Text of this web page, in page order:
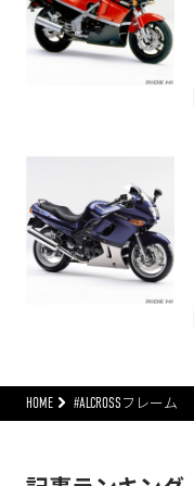
HOME #ALCROSSフレーム